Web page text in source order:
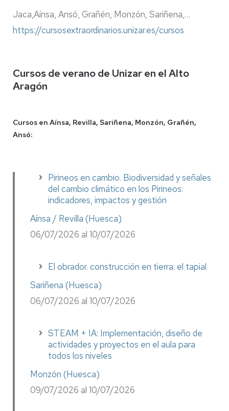
Jaca,Aínsa, Ansó, Grañén, Monzón, Sariñena,…
https://cursosextraordinarios.unizar.es/cursos
Cursos de verano de Unizar en el Alto
Aragón
Cursos en Aínsa, Revilla, Sariñena, Monzón, Grañén,
Ansó:
Pirineos en cambio. Biodiversidad y señales
del cambio climático en los Pirineos:
indicadores, impactos y gestión
Aínsa / Revilla (Huesca)
06/07/2026 al 10/07/2026
El obrador. construcción en tierra: el tapial
Sariñena (Huesca)
06/07/2026 al 10/07/2026
STEAM + IA: Implementación, diseño de
actividades y proyectos en el aula para
todos los niveles
Monzón (Huesca)
09/07/2026 al 10/07/2026